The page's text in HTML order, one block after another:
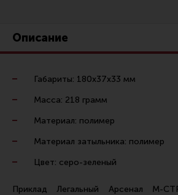
Снаряжение для IPSC
Кобуры для IPSC
Паучеры и патронташи
Ремни для IPSC
Стрелковые таймеры
Холощение и тренировки
Другие аксессуары IPSC
Описание
Габариты: 180х37х33 мм
Масса: 218 грамм
Материал: полимер
Материал затыльника: полимер
Цвет: серо-зеленый
Приклад Легальный Арсенал M-